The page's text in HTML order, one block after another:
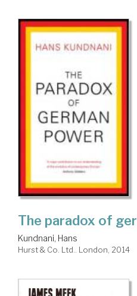
The paradox of
Kundnani, Hans
Hurst & Co. Ltd.. London, 2014